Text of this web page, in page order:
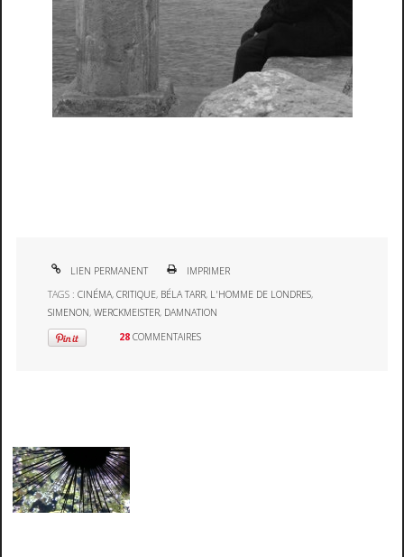
LIEN PERMANENT
IMPRIMER
TAGS :CINÉMA,CRITIQUE, BÉLA TARR, L'HOMME DE LONDRES,
SIMENON,WERCKMEISTER, DAMNATION
28 COMMENTAIRES